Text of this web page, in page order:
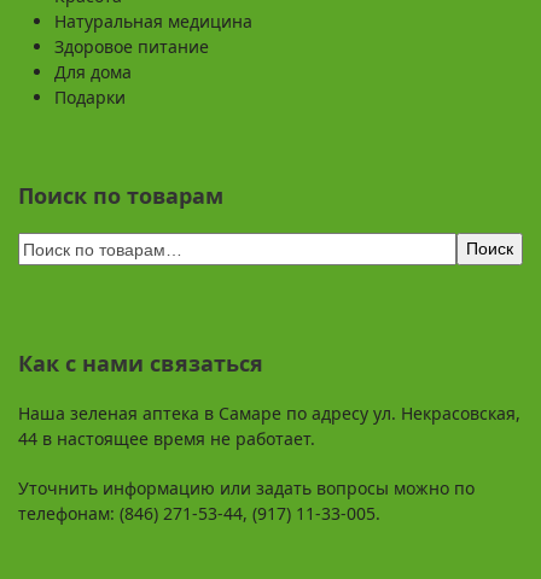
Натуральная медицина
Здоровое питание
Для дома
Подарки
Поиск по товарам
Поиск
Как с нами связаться
Наша зеленая аптека в Самаре по адресу ул. Некрасовская,
44 в настоящее время не работает.
Уточнить информацию или задать вопросы можно по
телефонам: (846) 271-53-44, (917) 11-33-005.